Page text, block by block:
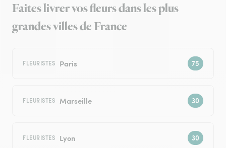
Faites livrer vos fleurs dans les plus
grandes villes de France
FLEURISTES Paris
FLEURISTES Marseille
FLEURISTES Lyon